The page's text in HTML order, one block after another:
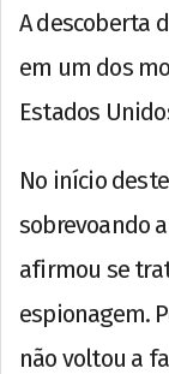
A descoberta
em um dos
Estados
No início
sobrevoando
afirmou se
espionagem.
não voltou a